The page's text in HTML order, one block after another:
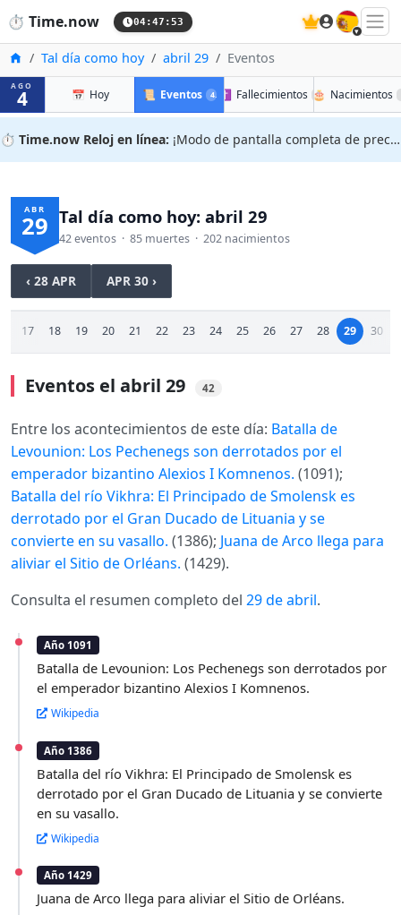
⏱️ Time.now 04:47:54 🇪🇸
InicioTal día como hoy abril 29 Eventos
AGO
4 📅 Hoy 📜 Eventos 42 ✝️ Fallecimientos 85
🎂 Nacimientos
⏱️ Time.now Reloj en línea: ¡Modo de pantalla completa de precisión!
ABR
29 Tal día como hoy: abril 29
42 eventos · 85 muertes · 202 nacimientos
‹ 28 APR APR 30 ›
17 18 19 20 21 22 23 24 25 26 27 28 29 30
Eventos el abril 29 42
Entre los acontecimientos de este día: Batalla de
Levounion: Los Pechenegs son derrotados por el
emperador bizantino Alexios I Komnenos. (1091);
Batalla del río Vikhra: El Principado de Smolensk es
derrotado por el Gran Ducado de Lituania y se
convierte en su vasallo. (1386); Juana de Arco llega para
aliviar el Sitio de Orléans. (1429).
Consulta el resumen completo del 29 de abril.
Año 1091
Batalla de Levounion: Los Pechenegs son derrotados por
el emperador bizantino Alexios I Komnenos.
Wikipedia
Año 1386
Batalla del río Vikhra: El Principado de Smolensk es
derrotado por el Gran Ducado de Lituania y se convierte
en su vasallo.
Wikipedia
Año 1429
Juana de Arco llega para aliviar el Sitio de Orléans.